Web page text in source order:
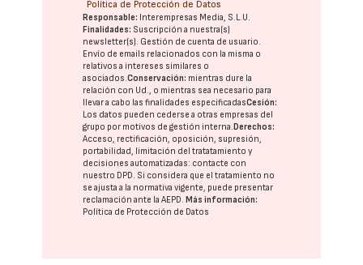
Política de Protección de Datos
Responsable: Interempresas Media, S.L.U.
Finalidades: Suscripción a nuestra(s)
newsletter(s). Gestión de cuenta de usuario.
Envío de emails relacionados con la misma o
relativos a intereses similares o
asociados.Conservación: mientras dure la
relación con Ud., o mientras sea necesario para
llevar a cabo las finalidades especificadasCesión:
Los datos pueden cederse a otras empresas del
grupo por motivos de gestión interna.Derechos:
Acceso, rectificación, oposición, supresión,
portabilidad, limitación del tratatamiento y
decisiones automatizadas: contacte con
nuestro DPD. Si considera que el tratamiento no
se ajusta a la normativa vigente, puede presentar
reclamación ante laAEPD.Más información:
Política de Protección de Datos